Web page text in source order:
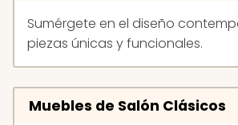
Sumérgete en el diseño
piezas únicas y funcionales.
Muebles de Salón Clásicos